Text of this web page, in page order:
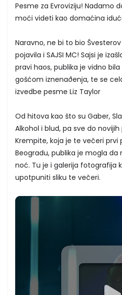
Pesme za Evroviziju! Nadamo
moći videti kao domaćina
Naravno, ne bi to bio
pojavila i SAJSI MC! Sajsi je
pravi haos, publika je vidno
gošćom iznenaðenja, te se
izvedbe pesme Liz Taylor
Od hitova kao što su Gaber,
Alkohol i blud, pa sve do
Krempite, koja je te večeri prvi
Beogradu, publika je mogla da
noć. Tu je i galerija fotografija
upotpuniti sliku te večeri.